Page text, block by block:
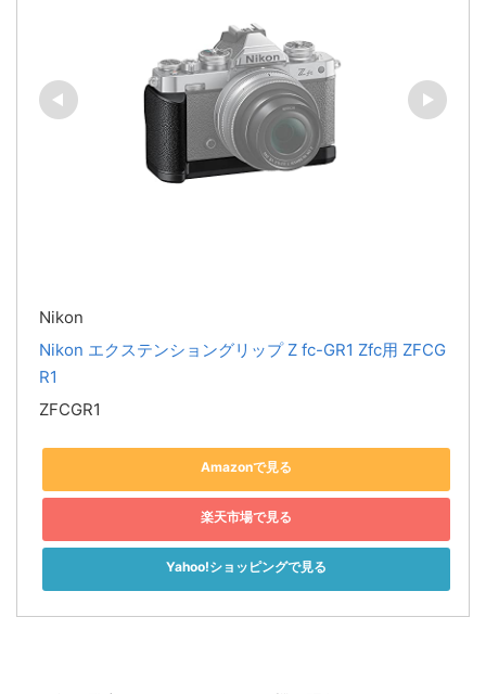
Nikon
Nikon エクステンショングリップ Z fc-GR1 Zfc用 ZFCG
R1
ZFCGR1
Amazonで見る
楽天市場で見る
Yahoo!ショッピングで見る